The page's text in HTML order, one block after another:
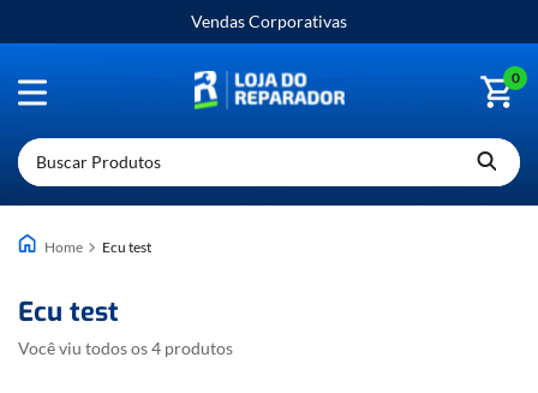
Vendas Corporativas
0
Buscar Produtos
ecu test
ecu test
Você viu todos os4 produtos